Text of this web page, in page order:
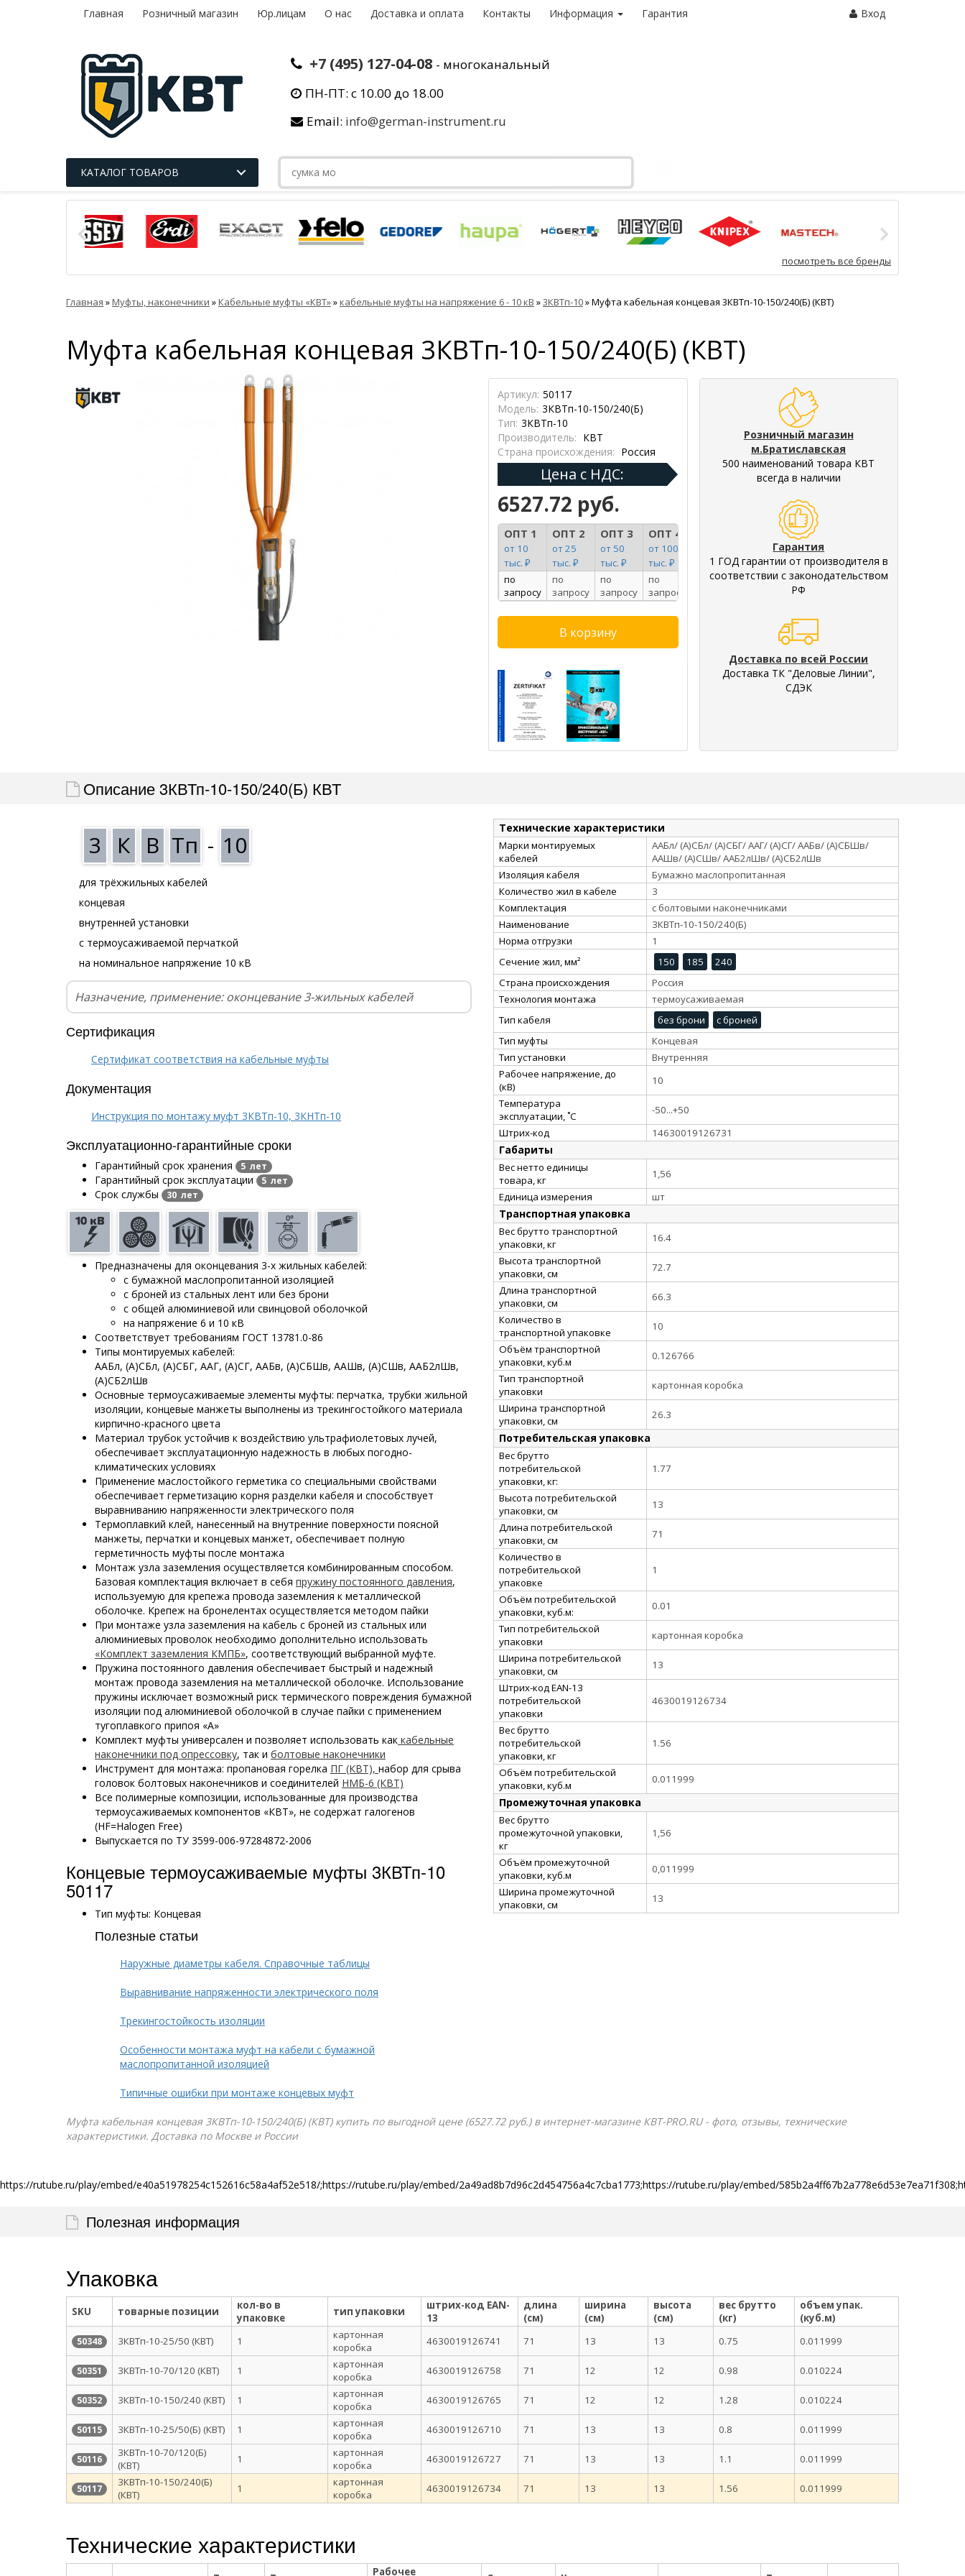
Главная Розничный магазин Юр.лицам О нас Доставка и оплата Контакты Информация Гарантия Вход
+7 (495) 127-04-08 - многоканальный
ПН-ПТ: с 10.00 до 18.00
Email: info@german-instrument.ru
КАТАЛОГ ТОВАРОВ
посмотреть все бренды
Главная »Муфты, наконечники »Кабельные муфты «КВТ»»кабельные муфты на напряжение 6 - 10 кВ »3КВТп-10»Муфта кабельная концевая 3КВТп-10-150/240(Б) (КВТ)
Муфта кабельная концевая 3КВТп-10-150/240(Б) (КВТ)
Артикул: 50117
Модель: 3КВТп-10-150/240(Б)
Тип: 3КВТп-10
Производитель: КВТ
Страна происхождения: Россия
Цена с НДС:
6527.72 руб.
ОПТ 1
от 10
тыс. ₽
ОПТ 2
от 25
тыс. ₽
ОПТ 3
от 50
тыс. ₽
ОПТ 4
от 100
тыс. ₽
по
запросу
по
запросу
по
запросу
по
запросу
Розничный магазин
м.Братиславская
500 наименований товара КВТ
всегда в наличии
Гарантия
1 ГОД гарантии от производителя в
соответствии с законодательством
РФ
Доставка по всей России
Доставка ТК "Деловые Линии",
СДЭК
Описание 3КВТп-10-150/240(Б) КВТ
3 К В Тп - 10
для трёхжильных кабелей
концевая
внутренней установки
с термоусаживаемой перчаткой
на номинальное напряжение 10 кВ
Назначение, применение: оконцевание 3-жильных кабелей
Сертификация
Сертификат соответствия на кабельные муфты
Документация
Инструкция по монтажу муфт 3КВТп-10, 3КНТп-10
Эксплуатационно-гарантийные сроки
Гарантийный срок хранения 5 лет
Гарантийный срок эксплуатации 5 лет
Срок службы 30 лет
Предназначены для оконцевания 3-х жильных кабелей:
с бумажной маслопропитанной изоляцией
с броней из стальных лент или без брони
с общей алюминиевой или свинцовой оболочкой
на напряжение 6 и 10 кВ
Соответствует требованиям ГОСТ 13781.0-86
Типы монтируемых кабелей:
ААБл, (А)СБл, (А)СБГ, ААГ, (А)СГ, ААБв, (А)СБШв, ААШв, (А)СШв, ААБ2лШв,
(А)СБ2лШв
Основные термоусаживаемые элементы муфты: перчатка, трубки жильной
изоляции, концевые манжеты выполнены из трекингостойкого материала
кирпично-красного цвета
Материал трубок устойчив к воздействию ультрафиолетовых лучей,
обеспечивает эксплуатационную надежность в любых погодно-
климатических условиях
Применение маслостойкого герметика со специальными свойствами
обеспечивает герметизацию корня разделки кабеля и способствует
выравниванию напряженности электрического поля
Термоплавкий клей, нанесенный на внутренние поверхности поясной
манжеты, перчатки и концевых манжет, обеспечивает полную
герметичность муфты после монтажа
Монтаж узла заземления осуществляется комбинированным способом.
Базовая комплектация включает в себя пружину постоянного давления,
используемую для крепежа провода заземления к металлической
оболочке. Крепеж на бронелентах осуществляется методом пайки
При монтаже узла заземления на кабель с броней из стальных или
алюминиевых проволок необходимо дополнительно использовать
«Комплект заземления КМПБ», соответствующий выбранной муфте.
Пружина постоянного давления обеспечивает быстрый и надежный
монтаж провода заземления на металлической оболочке. Использование
пружины исключает возможный риск термического повреждения бумажной
изоляции под алюминиевой оболочкой в случае пайки с применением
тугоплавкого припоя «А»
Комплект муфты универсален и позволяет использовать как кабельные
наконечники под опрессовку, так и болтовые наконечники
Инструмент для монтажа: пропановая горелка ПГ (КВТ), набор для срыва
головок болтовых наконечников и соединителей НМБ-6 (КВТ)
Все полимерные композиции, использованные для производства
термоусаживаемых компонентов «КВТ», не содержат галогенов
(HF=Halogen Free)
Выпускается по ТУ 3599-006-97284872-2006
Концевые термоусаживаемые муфты 3КВТп-10
50117
Тип муфты: Концевая
Полезные статьи
Наружные диаметры кабеля. Справочные таблицы
Выравнивание напряженности электрического поля
Трекингостойкость изоляции
Особенности монтажа муфт на кабели с бумажной
маслопропитанной изоляцией
Типичные ошибки при монтаже концевых муфт
Технические характеристики
Марки монтируемых
кабелей
ААБл/ (А)СБл/ (А)СБГ/ ААГ/ (А)СГ/ ААБв/ (А)СБШв/
ААШв/ (А)СШв/ ААБ2лШв/ (А)СБ2лШв
Изоляция кабеля
Бумажно маслопропитанная
Количество жил в кабеле
3
Комплектация
с болтовыми наконечниками
Наименование
3КВТп-10-150/240(Б)
Норма отгрузки
1
Сечение жил, мм²
150 185
240
Страна происхождения
Россия
Технология монтажа
термоусаживаемая
Тип кабеля
без брони
с броней
Тип муфты
Концевая
Тип установки
Внутренняя
Рабочее напряжение, до
(кВ)
10
Температура
эксплуатации, ˚С
-50...+50
Штрих-код
14630019126731
Габариты
Вес нетто единицы
товара, кг
1,56
Единица измерения
шт
Транспортная упаковка
Вес брутто транспортной
упаковки, кг
16.4
Высота транспортной
упаковки, см
72.7
Длина транспортной
упаковки, см
66.3
Количество в
транспортной упаковке
10
Объём транспортной
упаковки, куб.м
0.126766
Тип транспортной
упаковки
картонная коробка
Ширина транспортной
упаковки, см
26.3
Потребительская упаковка
Вес брутто
потребительской
упаковки, кг:
1.77
Высота потребительской
упаковки, см
13
Длина потребительской
упаковки, см
71
Количество в
потребительской
упаковке
1
Объём потребительской
упаковки, куб.м:
0.01
Тип потребительской
упаковки
картонная коробка
Ширина потребительской
упаковки, см
13
Штрих-код EAN-13
потребительской
упаковки
4630019126734
Вес брутто
потребительской
упаковки, кг
1.56
Объём потребительской
упаковки, куб.м
0.011999
Промежуточная упаковка
Вес брутто
промежуточной упаковки,
кг
1,56
Объём промежуточной
упаковки, куб.м
0,011999
Ширина промежуточной
упаковки, см
13
Муфта кабельная концевая 3КВТп-10-150/240(Б) (КВТ) купить по выгодной цене (6527.72 руб.) в интернет-магазине КВТ-PRO.RU - фото, отзывы, технические
характеристики. Доставка по Москве и России
https://rutube.ru/play/embed/e40a51978254c152616c58a4af52e518/;https://rutube.ru/play/embed/2a49ad8b7d96c2d454756a4c7cba1773;https://rutube.ru/play/embed/
Полезная информация
Упаковка
SKU товарные позиции
кол-во в
упаковке
тип упаковки
штрих-код EAN-
13
длина
(см)
ширина
(см)
высота
(см)
вес брутто
(кг)
объем упак.
(куб.м)
50348 3КВТп-10-25/50 (КВТ) 1
картонная
коробка
4630019126741 71 13 13 0.75 0.011999
50351 3КВТп-10-70/120 (КВТ) 1
картонная
коробка
4630019126758 71 12 12 0.98 0.010224
50352 3КВТп-10-150/240 (КВТ) 1
картонная
коробка
4630019126765 71 12 12 1.28 0.010224
50115 3КВТп-10-25/50(Б) (КВТ) 1
картонная
коробка
4630019126710 71 13 13 0.8 0.011999
50116
3КВТп-10-70/120(Б)
(КВТ)
1
картонная
коробка
4630019126727 71 13 13 1.1 0.011999
50117
3КВТп-10-150/240(Б)
(КВТ)
1
картонная
коробка
4630019126734 71 13 13 1.56 0.011999
Технические характеристики
Рабочее